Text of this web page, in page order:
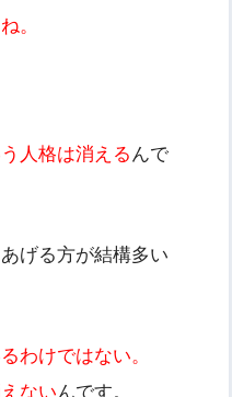
。
人格は消えるんで
げる方が結構多い
わけではない。
ないんです。